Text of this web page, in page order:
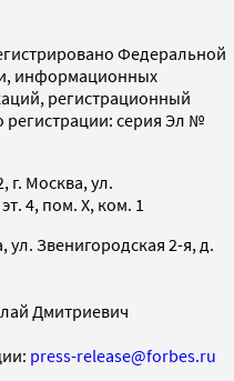
Федеральной
информационных
регистрационный
регистрации: серия Эл №
г. Москва, ул.
4, пом. X, ком. 1
ул. Звенигородская 2-я, д.
Дмитриевич
press-release@forbes.ru